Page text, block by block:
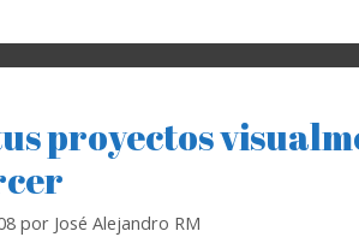
proyectos
por José Alejandro RM